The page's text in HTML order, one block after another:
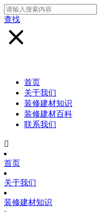
查找
首页
关于我们
装修建材知识
装修建材百科
联系我们

首页
关于我们
装修建材知识